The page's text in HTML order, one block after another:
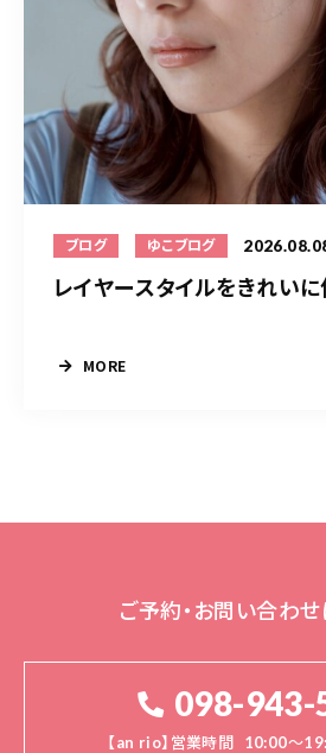
ブログ ゆこブログ
レイヤースタイルをきれい
MORE
ご予約・お問い合わせ
098-943-
【an rio】営業時間 10:00～